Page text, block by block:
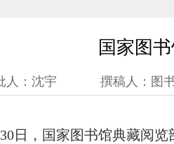
国家图
人：沈宇 撰稿人：图
日，国家图书馆典藏阅